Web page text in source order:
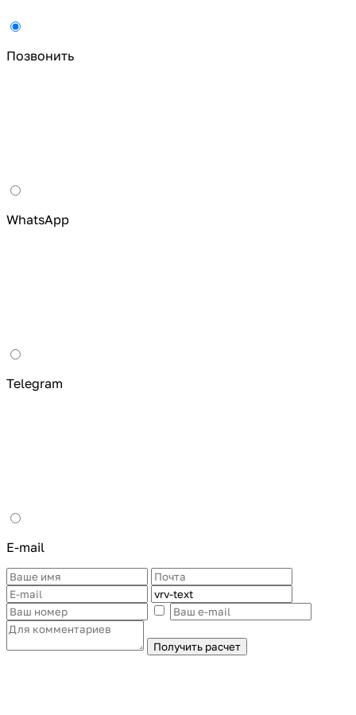
Позвонить
WhatsApp
Telegram
E-mail
Получить расчет